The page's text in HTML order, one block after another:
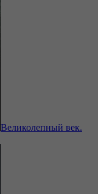
Великолепный век.